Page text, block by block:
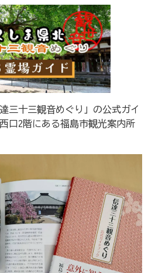
三十三観音めぐり」の公式ガイ
口2階にある福島市観光案内所